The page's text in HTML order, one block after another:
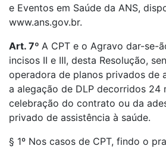
e Eventos em Saúde da ANS,
www.ans.gov.br.
Art. 7º A CPT e o Agravo dar-se-
incisos II e III, desta Resolução,
operadora de planos privados de
a alegação de DLP decorridos 24
celebração do contrato ou da
privado de assistência à saúde.
§ 1º Nos casos de CPT, findo o